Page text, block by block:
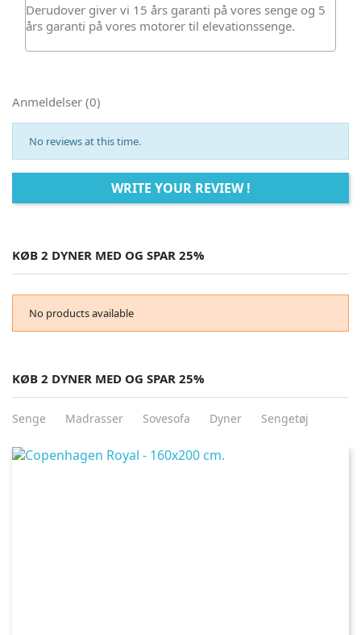
Derudover giver vi 15 års garanti på vores senge og 5
års garanti på vores motorer til elevationssenge.
Anmeldelser (0)
No reviews at this time.
WRITE YOUR REVIEW !
KØB 2 DYNER MED OG SPAR 25%
No products available
KØB 2 DYNER MED OG SPAR 25%
Senge Madrasser Sovesofa Dyner Sengetøj